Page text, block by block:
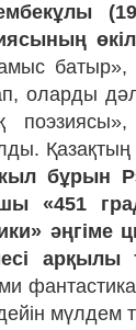
батыр»,
оларды
Қазақтың
бұрын
«451
әңгіме
арқылы